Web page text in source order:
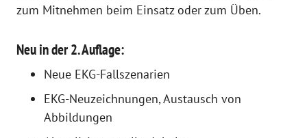
zum Mitnehmen beim Einsatz oder zum Üben.
Neu in der 2. Auflage:
Neue EKG-Fallszenarien
EKG-Neuzeichnungen, Austausch von
Abbildungen